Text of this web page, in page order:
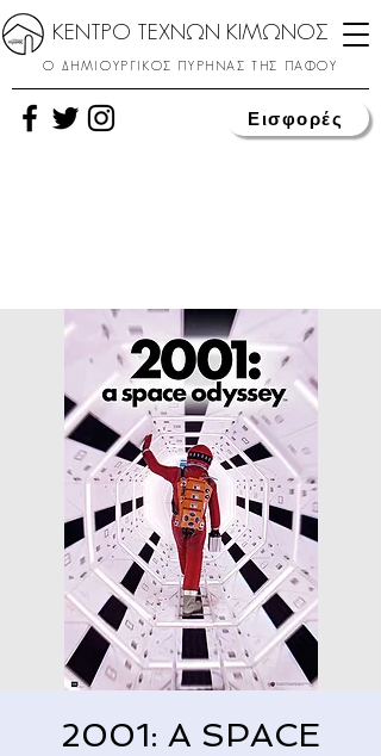
ΚΕΝΤΡΟ ΤΕΧΝΩΝ ΚΙΜΩΝΟΣ
Ο ΔΗΜΙΟΥΡΓΙΚΟΣ ΠΥΡΗΝΑΣ ΤΗΣ ΠΑΦΟΥ
Εισφορές
2001: A SPACE